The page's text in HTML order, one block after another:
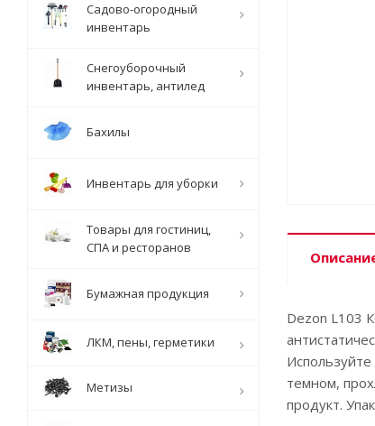
Dezon L103
темном,
продукт.
Садово-огородный
инвентарь
Снегоуборочный
инвентарь, антилед
Бахилы
Инвентарь для уборки
Товары для гостиниц,
СПА и ресторанов
Бумажная продукция
ЛКМ, пены, герметики
Метизы